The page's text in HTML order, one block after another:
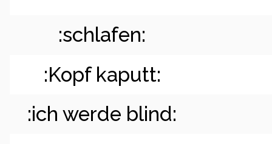
:schlafen:
:Kopf kaputt:
:ich werde blind: